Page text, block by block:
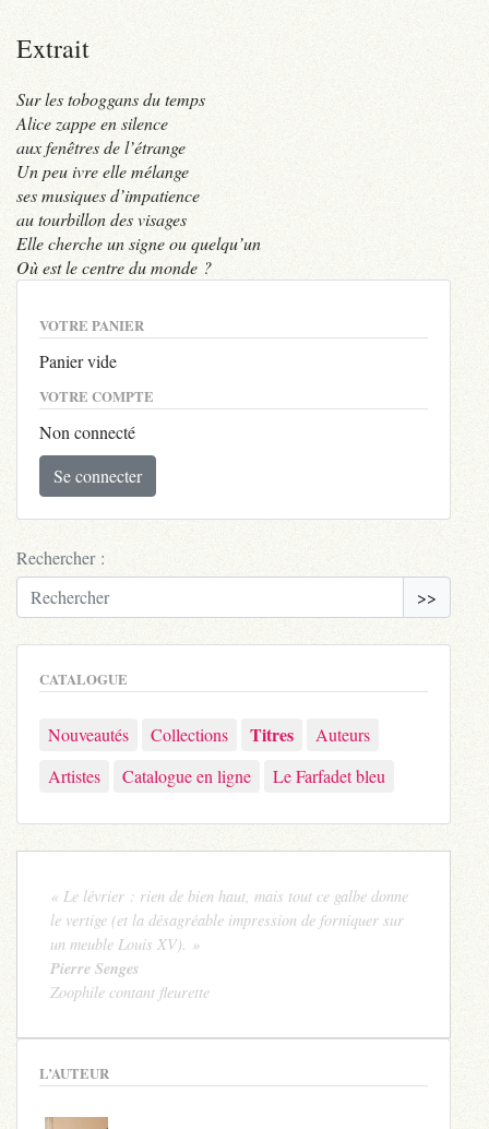
Extrait
Sur les toboggans du temps
Alice zappe en silence
aux fenêtres de l’étrange
Un peu ivre elle mélange
ses musiques d’impatience
au tourbillon des visages
Elle cherche un signe ou quelqu’un
Où est le centre du monde ?
VOTRE PANIER
Panier vide
VOTRE COMPTE
Non connecté
Se connecter
Rechercher :
>>
CATALOGUE
Nouveautés Collections Titres
Auteurs
Artistes
Catalogue en ligne Le Farfadet bleu
« Le lévrier : rien de bien haut, mais tout ce galbe donne
le vertige (et la désagréable impression de forniquer sur
un meuble Louis XV). »
Pierre Senges
Zoophile contant fleurette
L’AUTEUR